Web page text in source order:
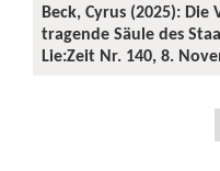
Beck, Cyrus (2025):
tragende Säule des
Lie:Zeit Nr. 140, 8.